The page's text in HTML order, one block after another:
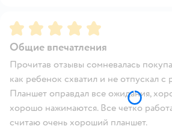
Рейтинг:5
Общие впечатления
Прочитав отзывы сомневалась
как ребенок схватил и не отпускал с
Планшет оправдал все ожидания,
хорошо нажимаются. Все четко
считаю очень хороший планшет.